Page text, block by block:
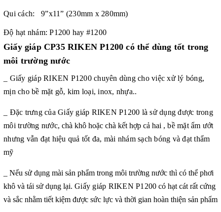
Qui cách: 9”x11” (230mm x 280mm)
Độ hạt nhám: P1200 hay #1200
Giấy giáp CP35 RIKEN P1200 có thể dùng tốt trong
môi trường nước
_ Giấy giáp RIKEN P1200 chuyên dùng cho việc xử lý bóng,
mịn cho bề mặt gỗ, kim loại, inox, nhựa..
_ Đặc trưng của Giấy giáp RIKEN P1200 là sử dụng được trong
môi trường nước, chà khô hoặc chà kết hợp cả hai , bề mặt ẩm ướt
nhưng vẫn đạt hiệu quả tốt đa, mài nhám sạch bóng và đạt thẩm
mỹ
_ Nếu sử dụng mài sản phẩm trong môi trường nước thì có thể phơi
khô và tái sử dụng lại. Giấy giáp RIKEN P1200 có hạt cát rất cứng
và sắc nhằm tiết kiệm được sức lực và thời gian hoàn thiện sản phẩm